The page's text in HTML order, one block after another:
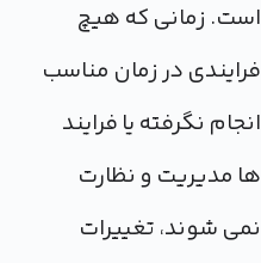
است. زمانی که هیچ
فرایندی در زمان مناسب
انجام نگرفته یا فرایند
ها مدیریت و نظارت
نمی شوند، تغییرات